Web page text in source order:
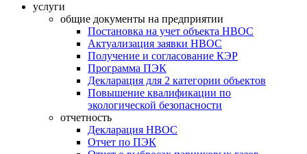
услуги
общие документы на предприятии
Постановка на учет объекта НВОС
Актуализация заявки НВОС
Получение и согласование КЭР
Программа ПЭК
Декларация для 2 категории объектов
Повышение квалификации по
экологической безопасности
отчетность
Декларация НВОС
Отчет по ПЭК